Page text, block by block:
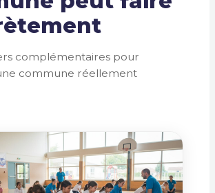
complémentaires pour
commune réellement